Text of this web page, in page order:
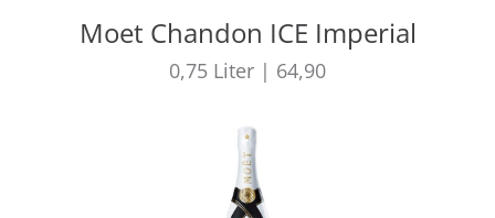
Moet Chandon ICE Imperial
0,75 Liter | 64,90